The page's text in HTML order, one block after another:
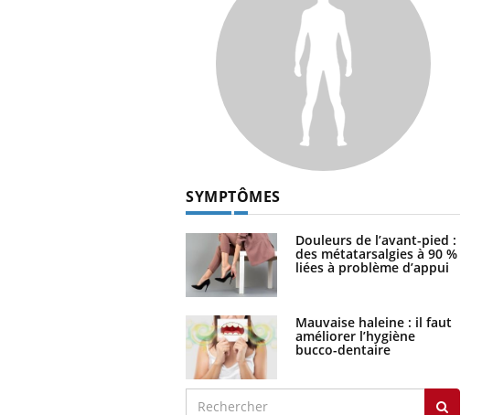
SYMPTÔMES
Douleurs de l’avant-pied :
des métatarsalgies à 90 %
liées à problème d’appui
Mauvaise haleine : il faut
améliorer l’hygiène
bucco-dentaire